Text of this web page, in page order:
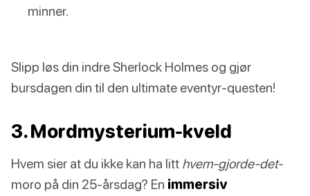
minner.
Slipp løs din indre Sherlock Holmes og gjør
bursdagen din til den ultimate eventyr-questen!
3. Mordmysterium-kveld
Hvem sier at du ikke kan ha litt hvem-gjorde-det-
moro på din 25-årsdag? En immersiv